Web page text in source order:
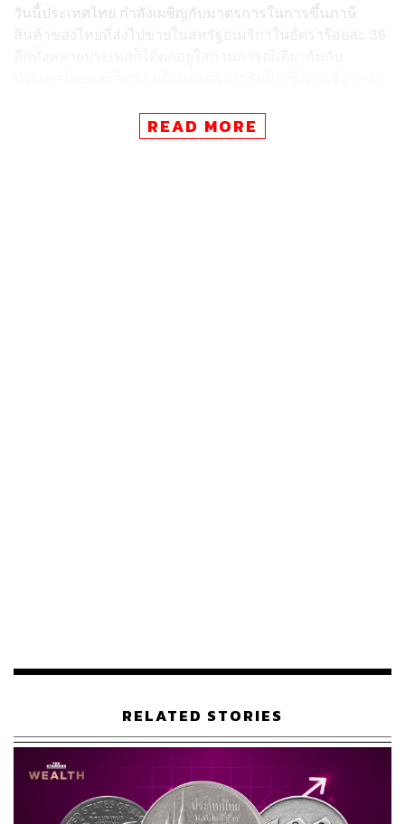
วันนี้ประเทศไทย กำลังเผชิญกับมาตรการในการขึ้นภาษี
สินค้าของไทยที่ส่งไปขายในสหรัฐอเมริกาในอัตราร้อยละ 36
ทางภาษี และหลายประเทศก็ตัดสินใจไปเจรจาพูดคุยกับ
รัฐบาลสหรัฐฯ แต่จนถึงวันนี้ยังไม่มีใครได้ข้อสรุปของการ
การเจรจา เรื่องการส่งเสริมการลงทุนของไทยในสหรัฐฯและ
ลดเงื่อนไขการนำเข้าที่เป็นอุปสรรครวมไปถึงการปราบปราม
การสวมสิทธิถิ่นกำเนิดสินค้าที่ใช้ประเทศไทยเป็นทางผ่านไป
READ MORE
RELATED STORIES